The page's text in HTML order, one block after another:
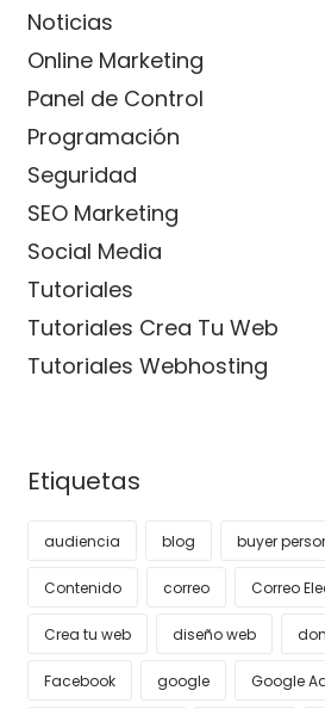
Noticias
Online Marketing
Panel de Control
Programación
Seguridad
SEO Marketing
Social Media
Tutoriales
Tutoriales Crea Tu Web
Tutoriales Webhosting
Etiquetas
audiencia blog buyer
Contenido correo Correo
Crea tu web diseño web
Facebook google Google